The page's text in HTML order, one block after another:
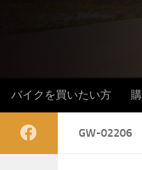
バイクを買いたい方
GW-02206